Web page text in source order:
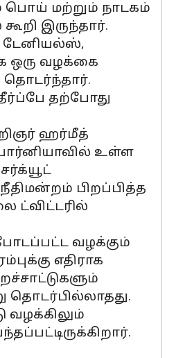
பொய் மற்றும் நாடகம்
இருந்தார்.
டேனியல்ஸ்,
ஒரு வழக்கை
தற்போது
ஹர்மீத்
உள்ள
பிறப்பித்த
ட்விட்டரில்
வழக்கும்
எதிராக